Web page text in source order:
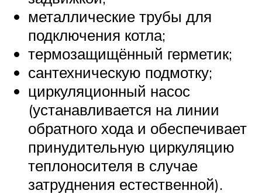
металлические трубы для
подключения котла;
термозащищённый герметик;
сантехническую подмотку;
циркуляционный насос
(устанавливается на линии
обратного хода и обеспечивает
принудительную циркуляцию
теплоносителя в случае
затруднения естественной).